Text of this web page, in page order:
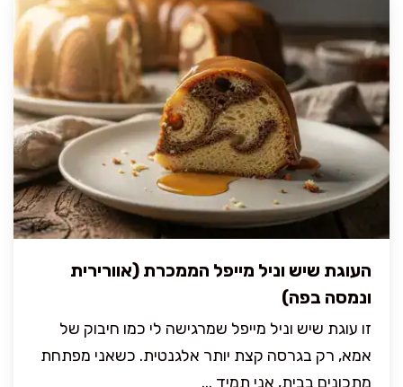
העוגת שיש וניל מייפל הממכרת (אוורירית
ונמסה בפה)
זו עוגת שיש וניל מייפל שמרגישה לי כמו חיבוק של
אמא, רק בגרסה קצת יותר אלגנטית. כשאני מפתחת
מתכונים בבית, אני תמיד ...